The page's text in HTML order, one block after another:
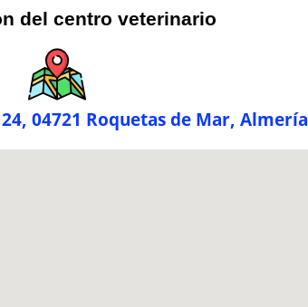
del centro veterinario
04721 Roquetas de Mar, Almería